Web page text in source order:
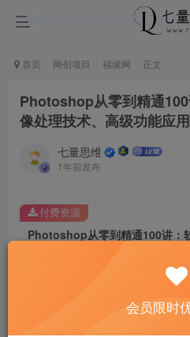
首页 网创项目 福缘网 正文
Photoshop从零到精通
像处理技术、高级功能应用
七量思维
1年前发布
8.8
免费
付费资源
会员限时